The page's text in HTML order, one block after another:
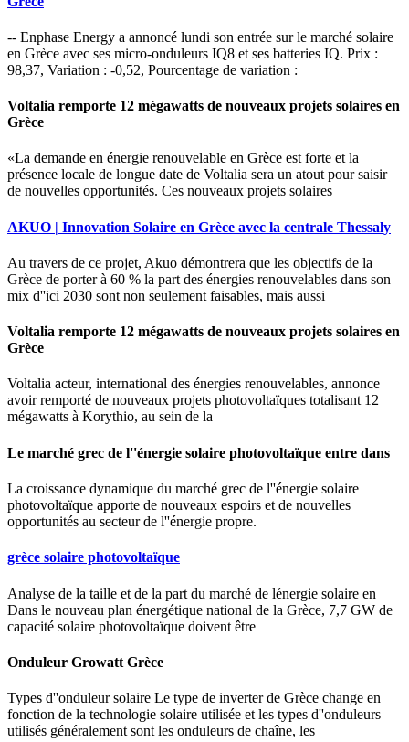
-- Enphase Energy a annoncé lundi son entrée sur le marché solaire
en Grèce avec ses micro-onduleurs IQ8 et ses batteries IQ. Prix :
98,37, Variation : -0,52, Pourcentage de variation :
Voltalia remporte 12 mégawatts de nouveaux projets solaires en
Grèce
«La demande en énergie renouvelable en Grèce est forte et la
présence locale de longue date de Voltalia sera un atout pour saisir
de nouvelles opportunités. Ces nouveaux projets solaires
AKUO | Innovation Solaire en Grèce avec la centrale Thessaly
Au travers de ce projet, Akuo démontrera que les objectifs de la
Grèce de porter à 60 % la part des énergies renouvelables dans son
mix d''ici 2030 sont non seulement faisables, mais aussi
Voltalia remporte 12 mégawatts de nouveaux projets solaires en
Grèce
Voltalia acteur, international des énergies renouvelables, annonce
avoir remporté de nouveaux projets photovoltaïques totalisant 12
mégawatts à Korythio, au sein de la
Le marché grec de l''énergie solaire photovoltaïque entre dans
La croissance dynamique du marché grec de l''énergie solaire
photovoltaïque apporte de nouveaux espoirs et de nouvelles
opportunités au secteur de l''énergie propre.
grèce solaire photovoltaïque
Analyse de la taille et de la part du marché de lénergie solaire en
Dans le nouveau plan énergétique national de la Grèce, 7,7 GW de
capacité solaire photovoltaïque doivent être
Onduleur Growatt Grèce
Types d''onduleur solaire Le type de inverter de Grèce change en
fonction de la technologie solaire utilisée et les types d''onduleurs
utilisés généralement sont les onduleurs de chaîne, les